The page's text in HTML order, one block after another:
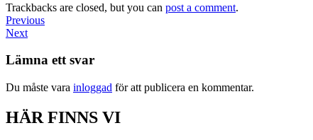
Trackbacks are closed, but you can post a comment.
Previous
Next
Lämna ett svar
Du måste vara inloggad för att publicera en kommentar.
HÄR FINNS VI